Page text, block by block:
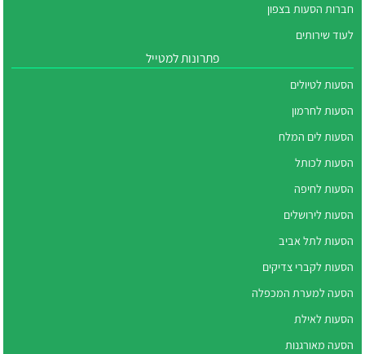
חברות הסעות בצפון
לעוד שירותים
פתרונות למטייל
הסעות לטיולים
הסעות לחרמון
הסעות לים המלח
הסעות לכותל
הסעות לחיפה
הסעות לירושלים
הסעות לתל אביב
הסעות לקברי צדיקים
הסעה למערת המכפלה
הסעות לאילת
הסעה מאורגנות